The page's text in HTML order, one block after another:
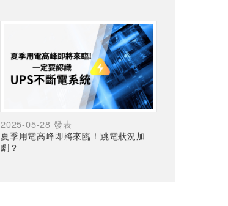
2025-05-28 發表
夏季用電高峰即將來臨！跳電狀況加
劇？